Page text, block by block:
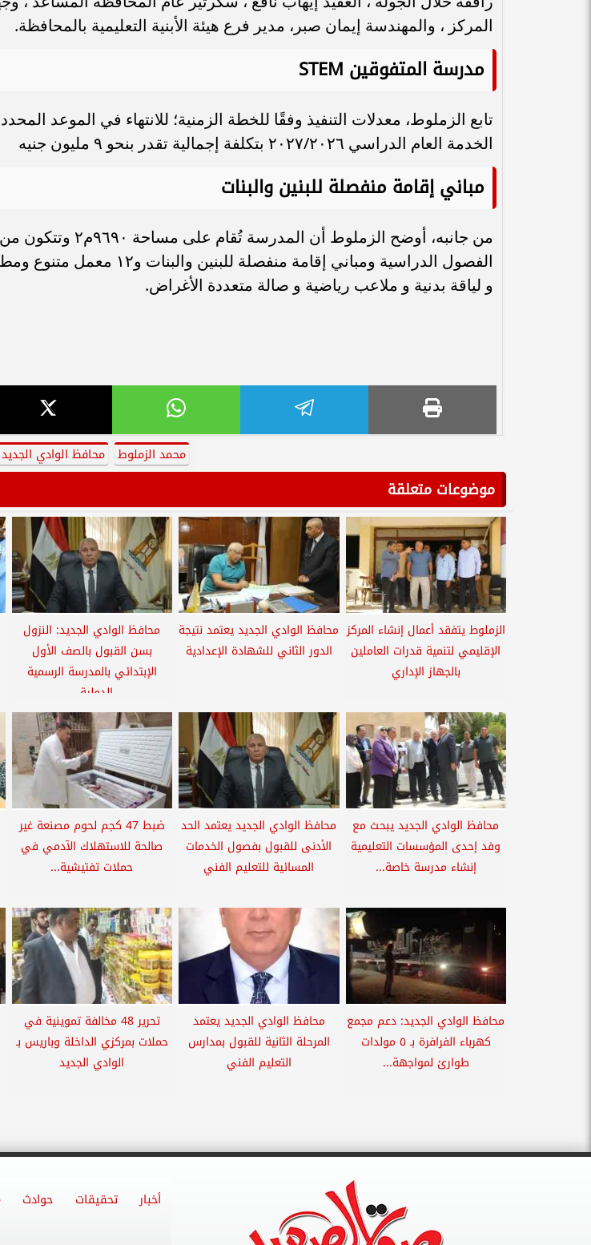
المركز ، والمهندسة إيمان صبر، مدير فرع هيئة الأبنية التعليمية بالمحافظة.
مدرسة المتفوقين STEM
تابع الزملوط، معدلات التنفيذ وفقًا للخطة الزمنية؛ للانتهاء في الموعد
الخدمة العام الدراسي ٢٠٢٧/٢٠٢٦ بتكلفة إجمالية تقدر بنحو ٩ مليون جنيه
مباني إقامة منفصلة للبنين والبنات
الفصول الدراسية ومباني إقامة منفصلة
و لياقة بدنية و ملاعب رياضية و صالة متعددة الأغراض.
محمد الزملوط محافظ الوادي الجديد
موضوعات متعلقة
الزملوط يتفقد أعمال إنشاء المركز
الإقليمي لتنمية قدرات العاملين
بالجهاز الإداري
محافظ الوادي الجديد يعتمد نتيجة
الدور الثاني للشهادة الإعدادية
محافظ الوادي الجديد: النزول
بسن القبول بالصف الأول
الإبتدائي بالمدرسة الرسمية
الدولية...
محافظ الوادي الجديد يبحث مع
وفد إحدى المؤسسات التعليمية
إنشاء مدرسة خاصة...
محافظ الوادي الجديد يعتمد الحد
الأدنى للقبول بفصول الخدمات
المسائية للتعليم الفني
ضبط 47 كجم لحوم مصنعة غير
صالحة للاستهلاك الآدمي في
حملات تفتيشية...
محافظ الوادي الجديد: دعم مجمع
كهرباء الفرافرة بـ ٥ مولدات
طوارئ لمواجهة...
محافظ الوادي الجديد يعتمد
المرحلة الثانية للقبول بمدارس
التعليم الفني
تحرير 48 مخالفة تموينية في
حملات بمركزي الداخلة وباريس بـ
الوادي الجديد
أخبار تحقيقات حوادث